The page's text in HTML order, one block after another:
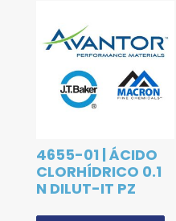
4655-01 | ÁCIDO
CLORHÍDRICO 0.1
N DILUT-IT PZ